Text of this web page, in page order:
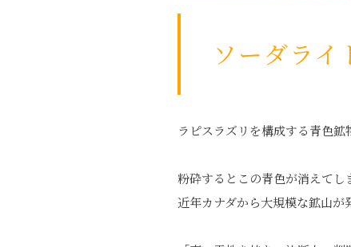
ソーダライ
ラピスラズリを構成する青色
粉砕するとこの青色が消えてし
近年カナダから大規模な鉱山が